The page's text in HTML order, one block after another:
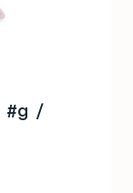
#g /